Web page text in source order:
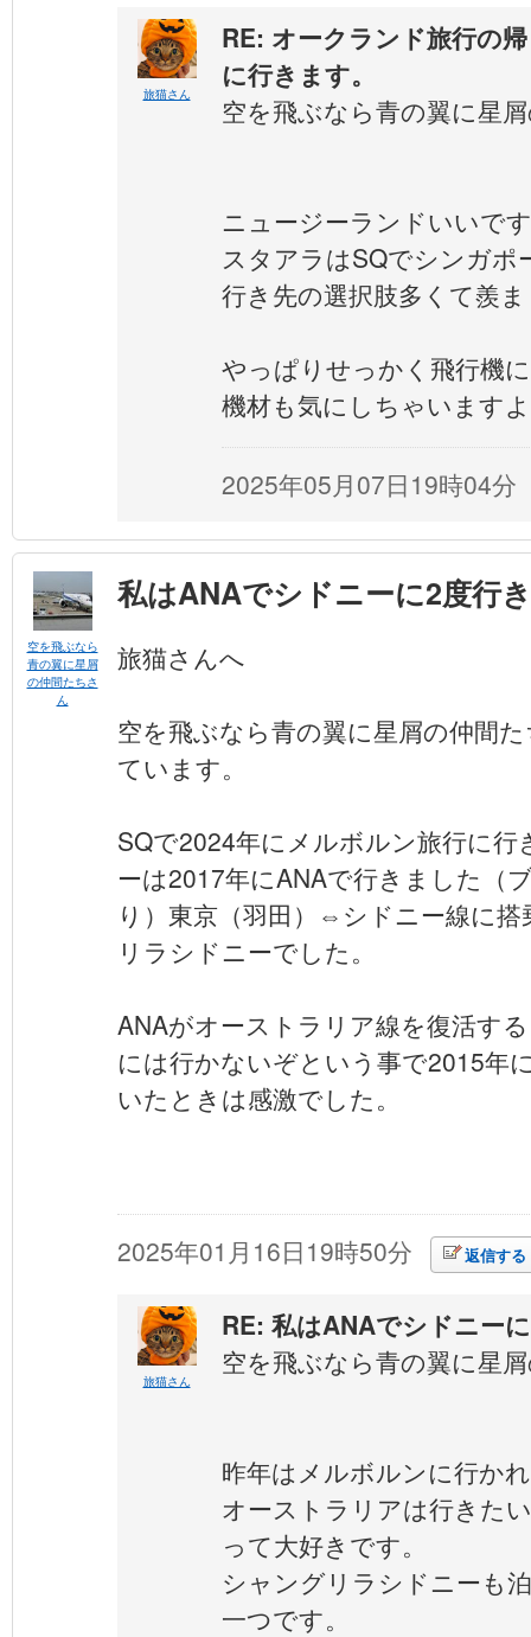
旅猫さん
RE: オークランド旅行の
に行きます。
空を飛ぶなら青の翼に星
ニュージーランドいいで
スタアラはSQでシンガポ
行き先の選択肢多くて羨
やっぱりせっかく飛行機
機材も気にしちゃいます
2025年05月07日19時04分
空を飛ぶなら
青の翼に星屑
の仲間たちさ
ん
私はANAでシドニーに2度行
旅猫さんへ
空を飛ぶなら青の翼に星屑の仲間
ています。
SQで2024年にメルボルン旅行に
ーは2017年にANAで行きました（
り）東京（羽田）⇔シドニー線に
リラシドニーでした。
ANAがオーストラリア線を復活す
には行かないぞという事で2015年
いたときは感激でした。
2025年01月16日19時50分 返信する
旅猫さん
RE: 私はANAでシドニー
空を飛ぶなら青の翼に星
昨年はメルボルンに行か
オーストラリアは行きた
って大好きです。
シャングリラシドニーも
一つです。